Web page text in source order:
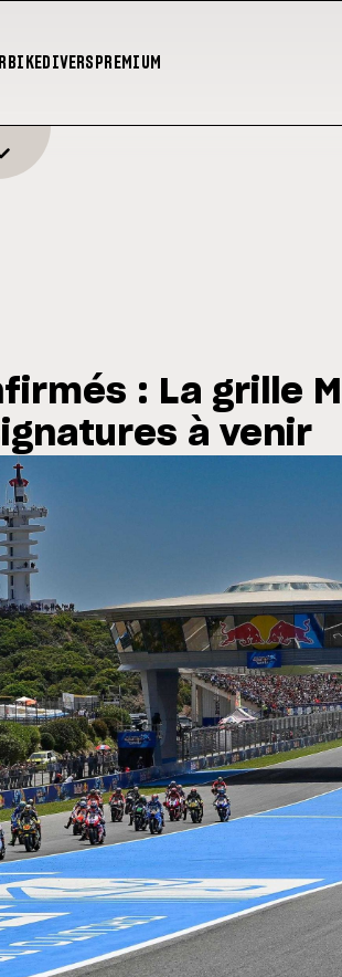
DIVERS PREMIUM
: Horaires et Programme du GP de
: La grille
à venir